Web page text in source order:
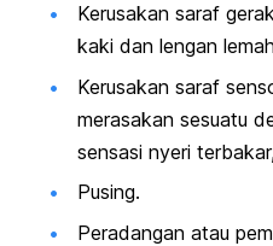
Kerusakan saraf
kaki dan lengan
Kerusakan saraf
merasakan sesuatu
sensasi nyeri
Pusing.
Peradangan atau